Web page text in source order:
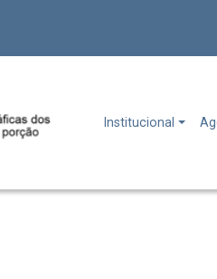
Institucional